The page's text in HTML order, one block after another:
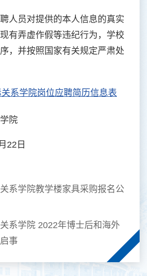
聘人员对提供的本人信息的真实
有弄虚作假等违纪行为，学校
，并按照国家有关规定严肃处
系学院岗位应聘简历信息表
院
22日
系学院教学楼家具采购报名公
系学院 2022年博士后和海外
事